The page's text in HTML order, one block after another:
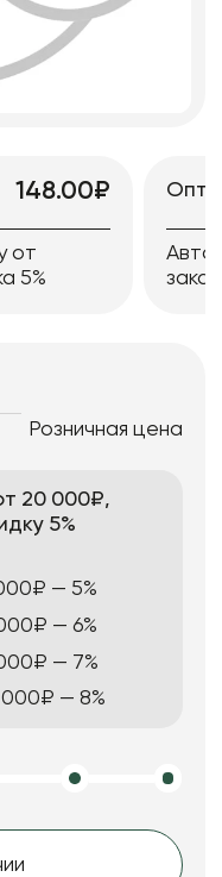
148.00₽
от
5%
Розничная цена
20 000₽,
5%
— 5%
— 6%
— 7%
— 8%